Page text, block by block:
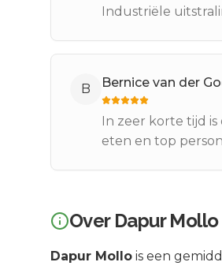
Industriële
B Bernice van der
In zeer korte tijd
eten en top
Over Dapur Mollo
Dapur Mollo is een